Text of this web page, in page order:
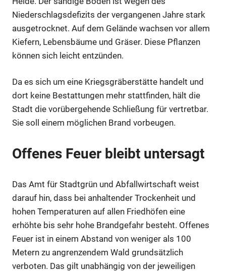
Niederschlagsdefizits der vergangenen Jahre stark
ausgetrocknet. Auf dem Gelände wachsen vor allem
Kiefern, Lebensbäume und Gräser. Diese Pflanzen
können sich leicht entzünden.
Da es sich um eine Kriegsgräberstätte handelt und
dort keine Bestattungen mehr stattfinden, hält die
Stadt die vorübergehende Schließung für vertretbar.
Sie soll einem möglichen Brand vorbeugen.
Offenes Feuer bleibt untersagt
Das Amt für Stadtgrün und Abfallwirtschaft weist
darauf hin, dass bei anhaltender Trockenheit und
hohen Temperaturen auf allen Friedhöfen eine
erhöhte bis sehr hohe Brandgefahr besteht. Offenes
Feuer ist in einem Abstand von weniger als 100
Metern zu angrenzendem Wald grundsätzlich
verboten. Das gilt unabhängig von der jeweiligen